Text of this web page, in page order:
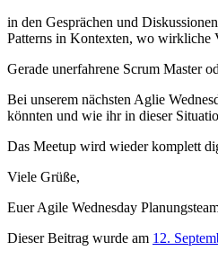
in den Gesprächen und
Patterns in Kontexten, wo wirkliche
Gerade unerfahrene Scrum Master
Bei unserem nächsten Aglie
könnten und wie ihr in dieser
Das Meetup wird wieder komplett
Viele Grüße,
Euer Agile Wednesday
Dieser Beitrag wurde am 12.